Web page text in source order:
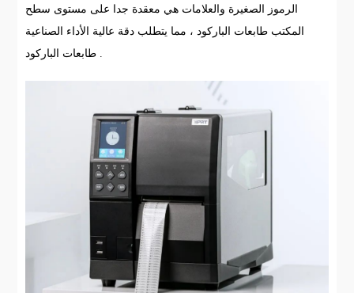
الرموز الصغيرة والعلامات هي معقدة جدا على مستوى سطح
المكتب طابعات الباركود ، مما يتطلب دقة عالية الأداء الصناعية
طابعات الباركود .